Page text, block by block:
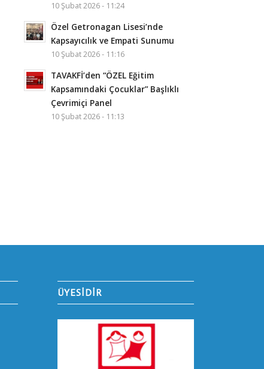
10 Şubat 2026 - 11:24
Özel Getronagan Lisesi’nde
Kapsayıcılık ve Empati Sunumu
10 Şubat 2026 - 11:16
TAVAKFİ’den “ÖZEL Eğitim
Kapsamındaki Çocuklar” Başlıklı
Çevrimiçi Panel
10 Şubat 2026 - 11:13
ÜYESİDİR